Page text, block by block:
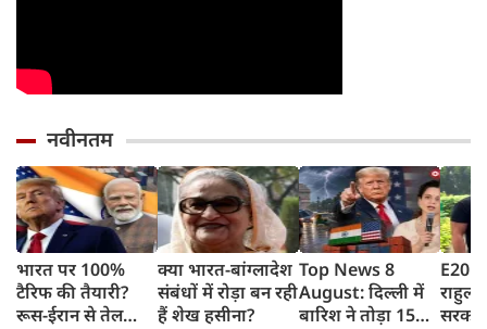
नवीनतम
भारत पर 100%
टैरिफ की तैयारी?
रूस-ईरान से तेल
क्या भारत-बांग्लादेश
संबंधों में रोड़ा बन रही
हैं शेख हसीना?
Top News 8
August: दिल्ली में
बारिश ने तोड़ा 15
E20
राहुल